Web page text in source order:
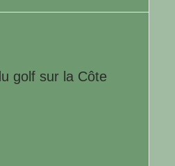
golf sur la Côte